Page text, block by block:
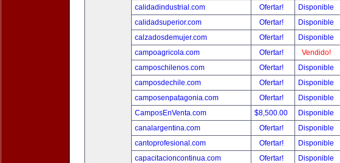
calidadindustrial.com
Ofertar!
Disponible
calidadsuperior.com
Ofertar!
Disponible
calzadosdemujer.com
Ofertar!
Disponible
campoagricola.com
Ofertar!
Vendido!
camposchilenos.com
Ofertar!
Disponible
camposdechile.com
Ofertar!
Disponible
camposenpatagonia.com
Ofertar!
Disponible
CamposEnVenta.com
$8,500.00
Disponible
canalargentina.com
Ofertar!
Disponible
cantoprofesional.com
Ofertar!
Disponible
capacitacioncontinua.com
Ofertar!
Disponible